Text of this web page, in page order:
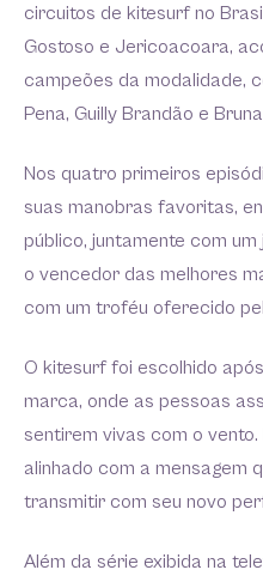
circuitos de kitesurf no
Gostoso e Jericoacoara,
campeões da modalidade,
Pena, Guilly Brandão e
Nos quatro primeiros
suas manobras favoritas,
público, juntamente com
o vencedor das melhores
com um troféu oferecido
O kitesurf foi escolhido
marca, onde as pessoas
sentirem vivas com o
alinhado com a mensagem
transmitir com seu novo
Além da série exibida na